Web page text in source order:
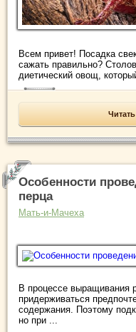
Всем привет! Посадка
сажать правильно?
диетический овощ,
Особенности
перца
Мать-и-Мачеха
В процессе выращивания
придерживаться
содержания. Поэтому
но при ...